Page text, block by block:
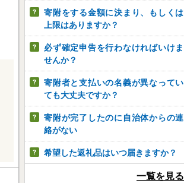
寄附をする金額に決まり、もしくは
上限はありますか？
必ず確定申告を行わなければいけま
せんか？
寄附者と支払いの名義が異なってい
ても大丈夫ですか？
寄附が完了したのに自治体からの連
絡がない
希望した返礼品はいつ届きますか？
一覧を見る